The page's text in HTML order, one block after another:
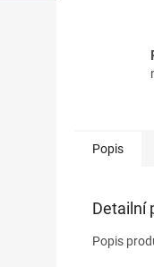
Popis
Detailní
Popis